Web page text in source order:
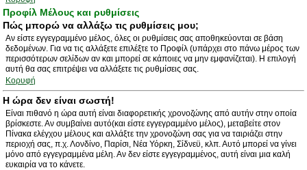
Προφίλ Μέλους και ρυθμίσεις
Πώς μπορώ να αλλάξω τις ρυθμίσεις μου;
Αν είστε εγγεγραμμένο μέλος, όλες οι ρυθμίσεις σας αποθηκεύονται σε βάση
δεδομένων. Για να τις αλλάξετε επιλέξτε το Προφίλ (υπάρχει στο πάνω μέρος των
περισσότερων σελίδων αν και μπορεί σε κάποιες να μην εμφανίζεται). Η επιλογή
αυτή θα σας επιτρέψει να αλλάξετε τις ρυθμίσεις σας.
Κορυφή
Η ώρα δεν είναι σωστή!
Είναι πιθανό η ώρα αυτή είναι διαφορετικής χρονοζώνης από αυτήν στην οποία
βρίσκεστε. Αν συμβαίνει αυτό(και είστε εγγεγραμμένο μέλος), μεταβείτε στον
Πίνακα ελέγχου μέλους και αλλάξτε την χρονοζώνη σας για να ταιριάζει στην
περιοχή σας, π.χ. Λονδίνο, Παρίσι, Νέα Υόρκη, Σίδνεϋ, κλπ. Αυτό μπορεί να γίνει
μόνο από εγγεγραμμένα μέλη. Αν δεν είστε εγγεγραμμένος, αυτή είναι μια καλή
ευκαιρία να το κάνετε.